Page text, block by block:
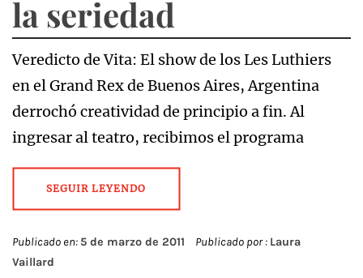
la seriedad
Veredicto de Vita: El show de los Les Luthiers
en el Grand Rex de Buenos Aires, Argentina
derrochó creatividad de principio a fin. Al
ingresar al teatro, recibimos el programa
SEGUIR LEYENDO
Publicado en: 5 de marzo de 2011 Publicado por : Laura
Vaillard